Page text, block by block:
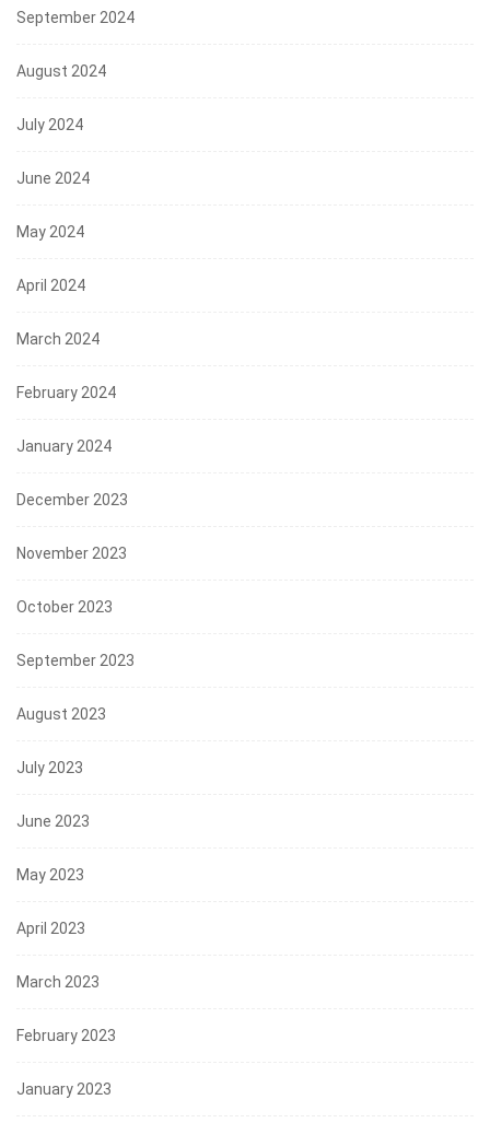
September 2024
August 2024
July 2024
June 2024
May 2024
April 2024
March 2024
February 2024
January 2024
December 2023
November 2023
October 2023
September 2023
August 2023
July 2023
June 2023
May 2023
April 2023
March 2023
February 2023
January 2023